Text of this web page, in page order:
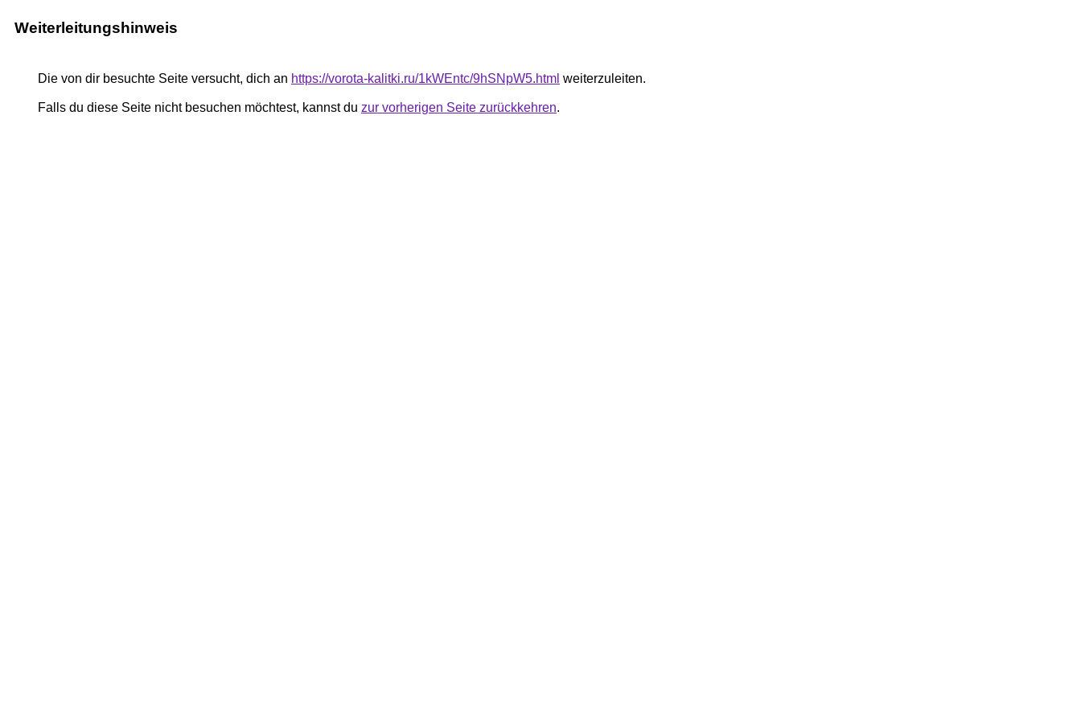
Weiterleitungshinweis
Die von dir besuchte Seite versucht, dich an https://vorota-kalitki.ru/1kWEntc/9hSNpW5.html weiterzuleiten.
Falls du diese Seite nicht besuchen möchtest, kannst du zur vorherigen Seite zurückkehren.